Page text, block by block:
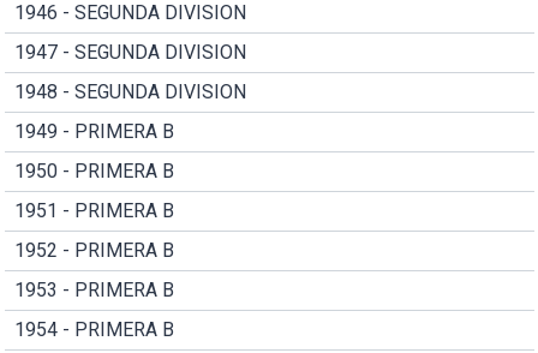
1946 - SEGUNDA DIVISION
1947 - SEGUNDA DIVISION
1948 - SEGUNDA DIVISION
1949 - PRIMERA B
1950 - PRIMERA B
1951 - PRIMERA B
1952 - PRIMERA B
1953 - PRIMERA B
1954 - PRIMERA B